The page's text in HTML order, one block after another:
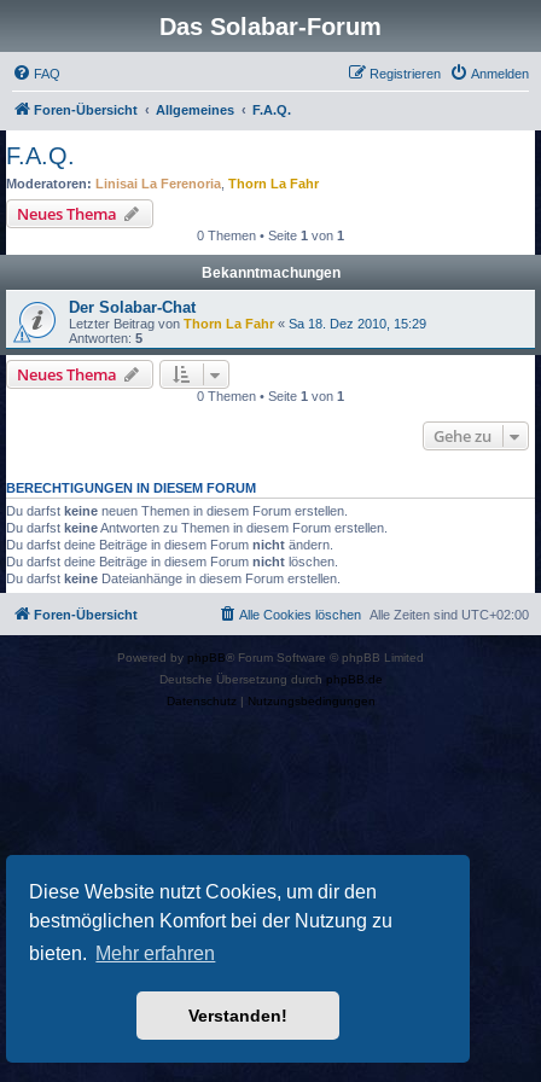
Diese Website nutzt Cookies, um dir den
bestmöglichen Komfort bei der Nutzung zu
bieten. Mehr erfahren
Verstanden!
Das Solabar-Forum
FAQ Anmelden
Registrieren
Foren-Übersicht Allgemeines F.A.Q.
F.A.Q.
Moderatoren: Linisai La Ferenoria Thorn La Fahr
Neues Thema
0 Themen • Seite 1 von 1
Bekanntmachungen
Der Solabar-Chat
Letzter Beitrag von Thorn La Fahr« Sa 18. Dez 2010, 15:29
Antworten: 5
Neues Thema
0 Themen • Seite 1 von 1
Gehe zu
BERECHTIGUNGEN IN DIESEM FORUM
Du darfst keine neuen Themen in diesem Forum erstellen.
Du darfst keineAntworten zu Themen in diesem Forum erstellen.
Du darfst deine Beiträge in diesem Forum nicht ändern.
Du darfst deine Beiträge in diesem Forum nicht löschen.
Du darfst keine Dateianhänge in diesem Forum erstellen.
Foren-Übersicht Alle Zeiten sind UTC+02:00
Alle Cookies löschen
Powered by phpBB® Forum Software © phpBB Limited
Deutsche Übersetzung durch phpBB.de
Datenschutz | Nutzungsbedingungen